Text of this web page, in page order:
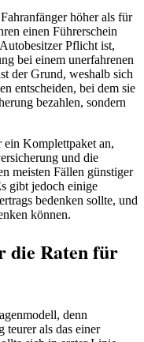
höher als für
einen Führerschein
Pflicht ist,
bei einem unerfahrenen
der Grund, weshalb sich
entscheiden, bei dem sie
bezahlen, sondern
ein Komplettpaket an,
und die
meisten Fällen günstiger
gibt jedoch einige
bedenken sollte, und
können.
die Raten für
denn
als das einer